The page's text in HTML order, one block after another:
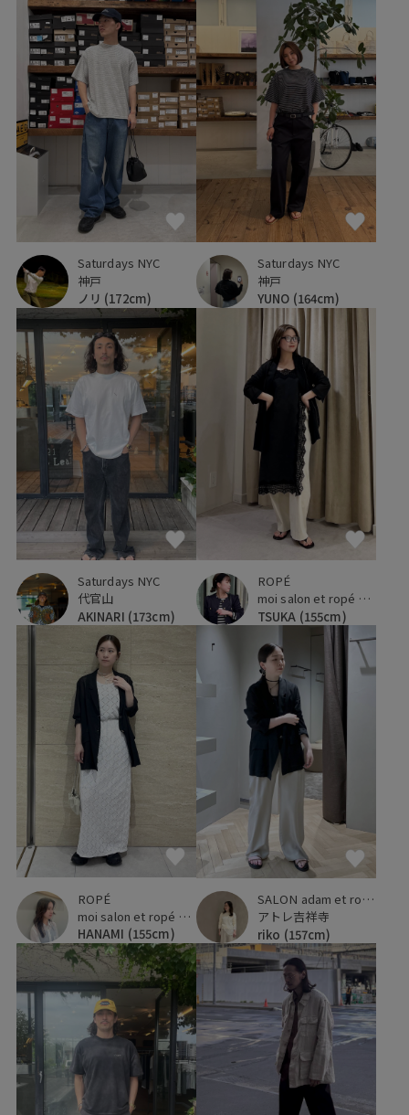
Saturdays NYC
神戸
ノリ (172cm)
Saturdays NYC
神戸
YUNO (164cm)
Saturdays NYC
代官山
AKINARI (173cm)
ROPÉ
moi salon et ropé 京都高島屋
TSUKA (155cm)
ROPÉ
moi salon et ropé 大阪高島屋
HANAMI (155cm)
SALON adam et ropé
アトレ吉祥寺
riko (157cm)